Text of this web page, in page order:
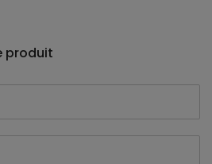
produit